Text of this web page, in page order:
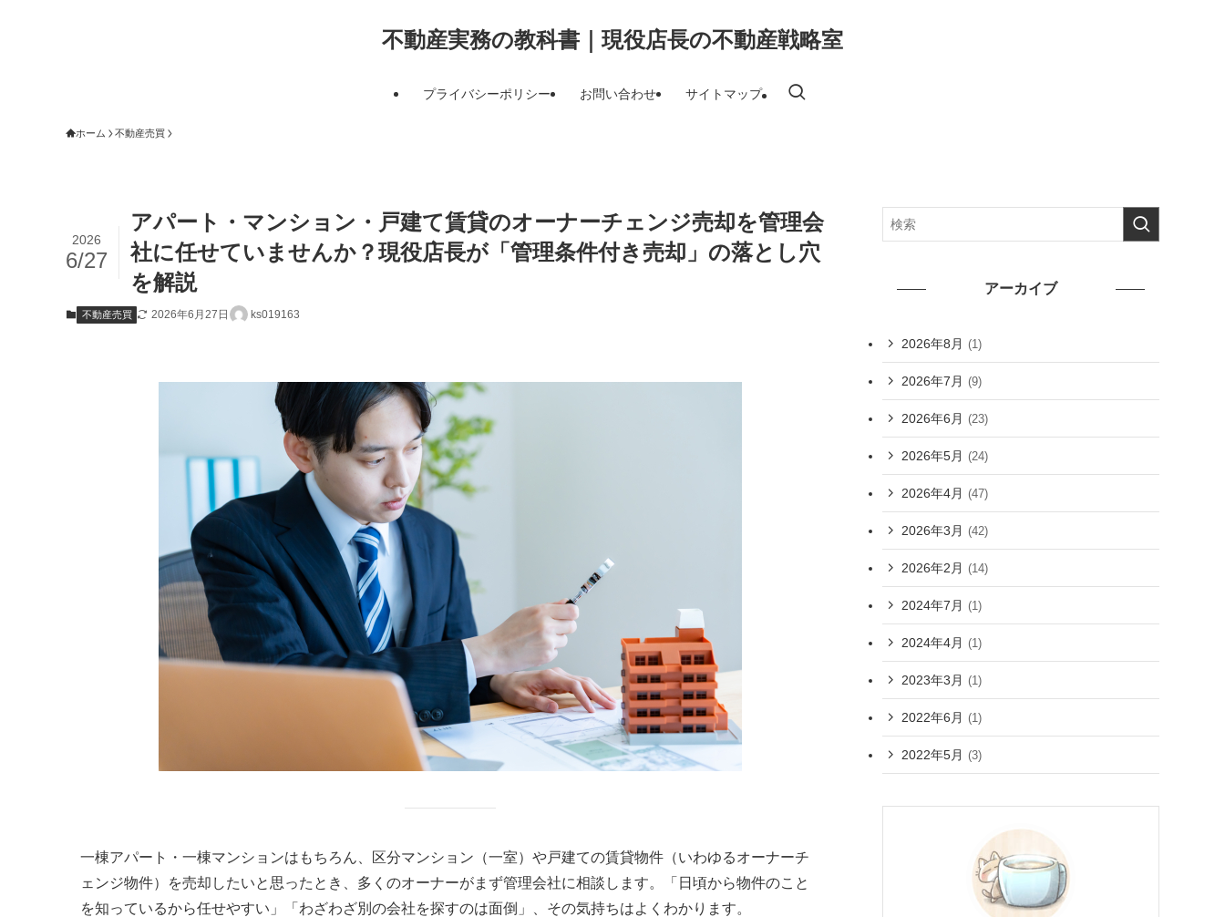
不動産実務の教科書｜現役店長の不動産戦略室
プライバシーポリシー お問い合わせ サイトマップ
ホーム 不動産売買
アパート・マンション・戸建て賃貸のオーナーチェンジ売却を管理会
社に任せていませんか？現役店長が「管理条件付き売却」の落とし穴
を解説
2026
6/27
不動産売買 2026年6月27日 ks019163
一棟アパート・一棟マンションはもちろん、区分マンション（一室）や戸建ての賃貸物件（いわゆるオーナーチ
ェンジ物件）を売却したいと思ったとき、多くのオーナーがまず管理会社に相談します。「日頃から物件のこと
を知っているから任せやすい」「わざわざ別の会社を探すのは面倒」、その気持ちはよくわかります。
アーカイブ
2026年8月 (1)
2026年7月 (9)
2026年6月 (23)
2026年5月 (24)
2026年4月 (47)
2026年3月 (42)
2026年2月 (14)
2024年7月 (1)
2024年4月 (1)
2023年3月 (1)
2022年6月 (1)
2022年5月 (3)